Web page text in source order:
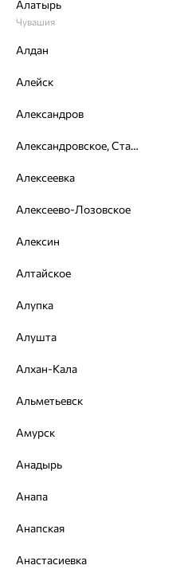
Калькулятор размера
2 201
4 платежа по 550
Нужна
Вес:2.31 — 2.48
Проба:
Вставка:
Вид покрытия:
Вес металла:
Характеристика вставки:
ВИД КАМНЯ
Доставка и оплата
Алатырь
Чувашия
Алдан
Алейск
Александров
Александровское, Ставропольский край
Алексеевка
Алексеево-Лозовское
Алексин
Алтайское
Алупка
Алушта
Алхан-Кала
Альметьевск
Амурск
Анадырь
Анапа
Анапская
Анастасиевка